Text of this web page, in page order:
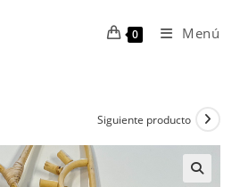
0 Menú
Siguiente producto